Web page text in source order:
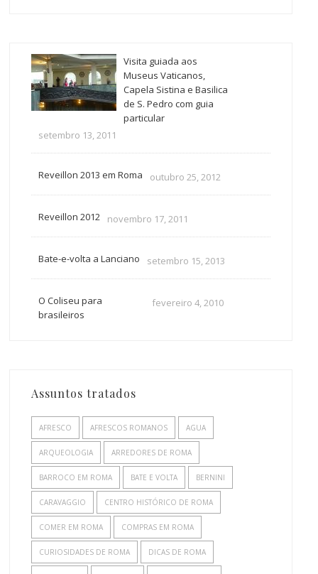
Visita guiada aos
Museus Vaticanos,
Capela Sistina e Basilica
de S. Pedro com guia
particular
setembro 13, 2011
Reveillon 2013 em Roma outubro 25, 2012
Reveillon 2012 novembro 17, 2011
Bate-e-volta a Lanciano setembro 15, 2013
O Coliseu para
brasileiros
fevereiro 4, 2010
Assuntos tratados
AFRESCO AFRESCOS ROMANOS AGUA
ARQUEOLOGIA ARREDORES DE ROMA
BARROCO EM ROMA BATE E VOLTA BERNINI
CARAVAGGIO CENTRO HISTÓRICO DE ROMA
COMER EM ROMA COMPRAS EM ROMA
CURIOSIDADES DE ROMA DICAS DE ROMA